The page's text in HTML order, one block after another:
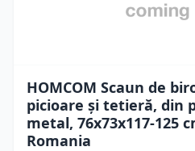
HOMCOM Scaun de
picioare și tetieră, din
metal, 76x73x117-125
Romania